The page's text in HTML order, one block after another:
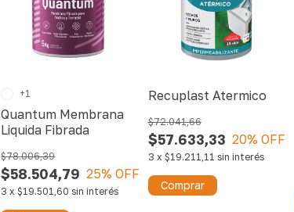
Quantum Membrana
Liquida Fibrada
$58.504,79
$78.006,39
25% OFF
3 x$19.501,60 sin interés
+1 Recuplast Atermico
$57.633,33
$72.041,66
20% OFF
3 x $19.211,11 sin interés
Comprar